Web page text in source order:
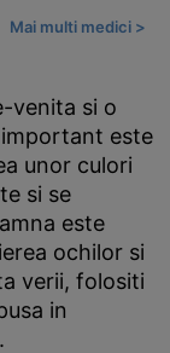
Mai multi medici >
venita si o
este
unor culori
si se
este
ochilor si
verii, folositi
in